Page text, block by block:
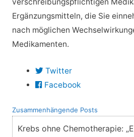
Ergänzungsmitteln, die Sie
nach möglichen
Medikamenten.
Twitter
Facebook
Zusammenhängende Posts
Krebs ohne Chemotherapie: